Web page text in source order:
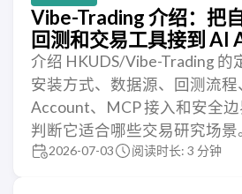
Vibe-Trading 介绍：把
回测和交易工具接到 AI
介绍 HKUDS/Vibe-Trading 的
安装方式、数据源、回测流程
Account、MCP 接入和安全
判断它适合哪些交易研究场景
2026-07-03 阅读时长: 3 分钟